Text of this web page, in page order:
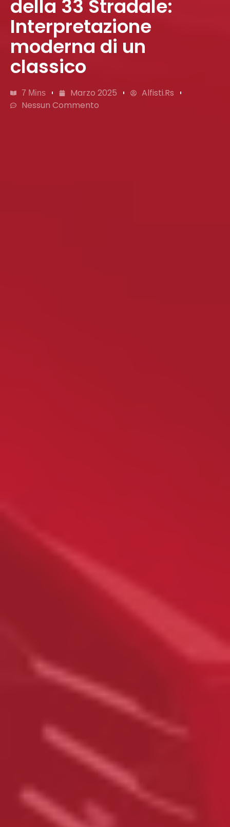
della 33 Stradale:
Interpretazione
moderna di un
classico
7 Mins Marzo 2025
Alfisti.rs
Nessun Commento